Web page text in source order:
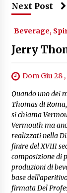
Next Post
Beverage,
Jerry
Dom Giu 28
Quando uno dei
Thomas di
si chiama
Vermouth ma
realizzati nella
finire del XVIII
composizione di
produzioni di
base
firmata Del